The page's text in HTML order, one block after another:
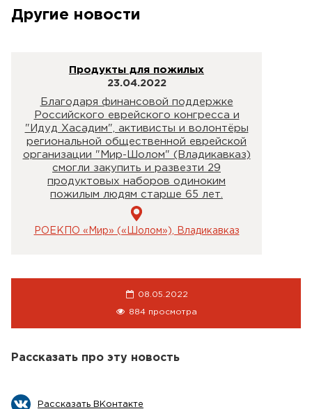
Другие новости
Продукты для пожилых
23.04.2022
Благодаря финансовой поддержке
Российского еврейского конгресса и
"Идуд Хасадим", активисты и волонтёры
региональной общественной еврейской
организации "Мир-Шолом" (Владикавказ)
смогли закупить и развезти 29
продуктовых наборов одиноким
пожилым людям старше 65 лет.
РОЕКПО «Мир» («Шолом»), Владикавказ
08.05.2022
884 просмотра
Рассказать про эту новость
Рассказать ВКонтакте